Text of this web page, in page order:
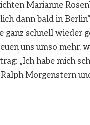
Marianne
dann bald in
ganz schnell wieder
uns umso mehr,
„Ich habe mich
Morgenstern